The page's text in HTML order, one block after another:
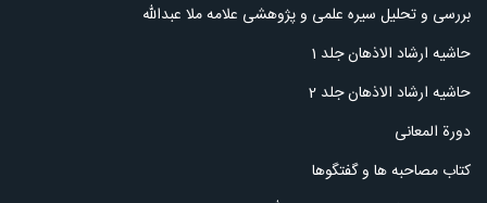
بررسی و تحلیل سیره علمی و پژوهشی علامه ملا عبدالله
حاشیه ارشاد الاذهان جلد 1
حاشیه ارشاد الاذهان جلد 2
دورة المعانی
کتاب مصاحبه ها و گفتگوها